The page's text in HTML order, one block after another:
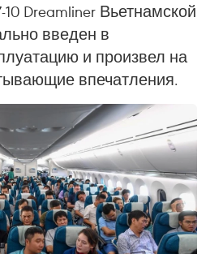
Dreamliner Вьетнамской
введен в
и произвел на
впечатления.